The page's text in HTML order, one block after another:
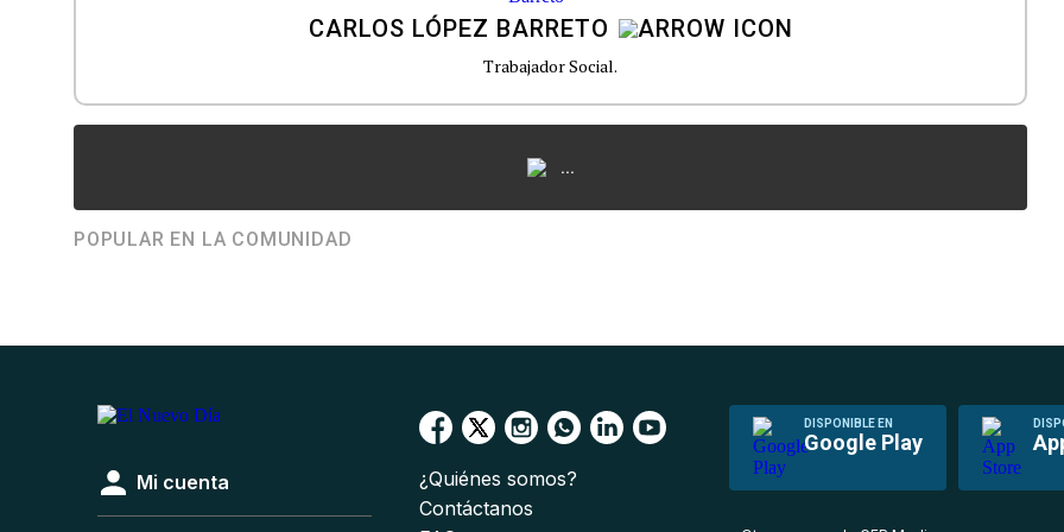
CARLOS LÓPEZ BARRETO
Trabajador Social.
...
POPULAR EN LA COMUNIDAD
DISPONIBLE EN
Google Play
Mi cuenta
¿Quiénes somos?
Contáctanos